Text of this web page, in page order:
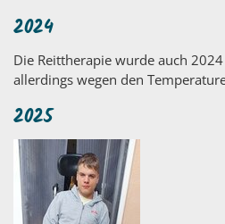
2024
Die Reittherapie wurde auch
allerdings wegen den
2025